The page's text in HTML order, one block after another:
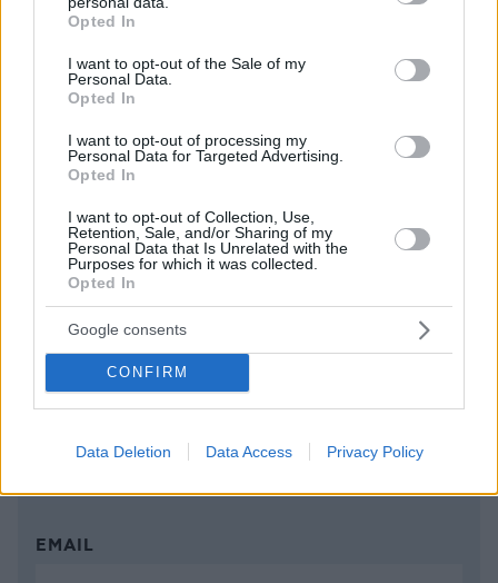
grant or deny consent to Google and its third-party tags to
use your data for below specified purposes in below Google
consent section.
Opted In
I want to opt-out of the Sale of my
Personal Data.
Opted In
I want to opt-out of processing my
Personal Data for Targeted Advertising.
Opted In
I want to opt-out of Collection, Use,
Retention, Sale, and/or Sharing of my
Personal Data that Is Unrelated with the
Purposes for which it was collected.
Opted In
Google consents
CONFIRM
Data Deletion Data Access Privacy Policy
09.06.2026, 13:25
χειροκροτάμε και να σα ςπροσκυνούμε
συνεχώς!!!!!!
λιγα λογια για τους ψαροτουφεκαδες
09.06.2026, 15:01
και μεταξύ μας, δίκιο έχει. αφου μονοι μας τα
κανουμε. να μη τους πληρωνουμε τουλαχιστον
ΑΠΑΝΤΗΣΗ
ΠΡΟΣΘΗΚΗ ΣΧΟΛΙΟΥ
EMAIL